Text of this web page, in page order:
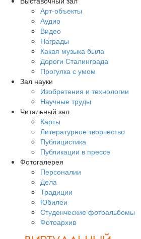
Арт-объекты
Аудио
Видео
Награды
Какая музыка была
Дороги Сталинграда
Прогулка с умом
Зал науки
Изобретения и технологии
Научные труды
Читальный зал
Карты
Литературное творчество
Публицистика
Публикации в прессе
Фотогалерея
Персоналии
Дела
Традиции
Юбилеи
Студенческие фотоальбомы
Фотоархив